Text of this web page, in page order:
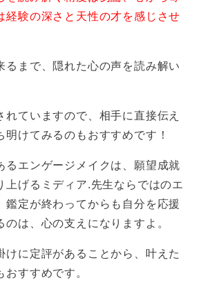
経験の深さと天性の才を感じさせ
るまで、隠れた心の声を読み解い
れていますので、相手に直接伝え
明けてみるのもおすすめです！
るエンゲージメイクは、願望成就
上げるミディア.先生ならではのエ
鑑定が終わってからも自分を応援
のは、心の支えになりますよ。
けに定評があることから、叶えた
すすめです。